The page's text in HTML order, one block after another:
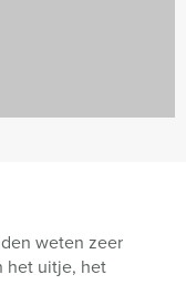
weten zeer
het uitje, het